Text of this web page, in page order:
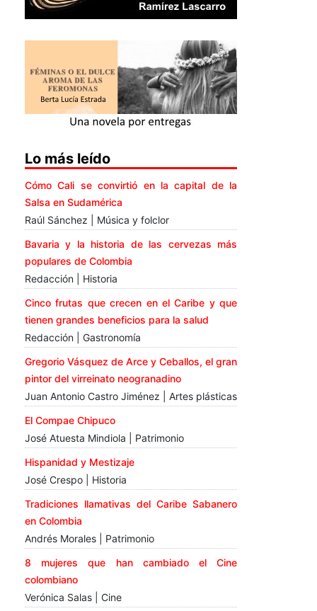
Lo más leído
Cómo Cali se convirtió en la capital de la
Salsa en Sudamérica
Raúl Sánchez | Música y folclor
Bavaria y la historia de las cervezas más
populares de Colombia
Redacción | Historia
Cinco frutas que crecen en el Caribe y que
tienen grandes beneficios para la salud
Redacción | Gastronomía
Gregorio Vásquez de Arce y Ceballos, el gran
pintor del virreinato neogranadino
Juan Antonio Castro Jiménez | Artes plásticas
El Compae Chipuco
José Atuesta Mindiola | Patrimonio
Hispanidad y Mestizaje
José Crespo | Historia
Tradiciones llamativas del Caribe Sabanero
en Colombia
Andrés Morales | Patrimonio
8 mujeres que han cambiado el Cine
colombiano
Verónica Salas | Cine